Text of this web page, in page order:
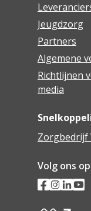
Jeugdzorg
Partners
Algemene
Richtlijnen
media
Zorgbedrijf
Volg ons op